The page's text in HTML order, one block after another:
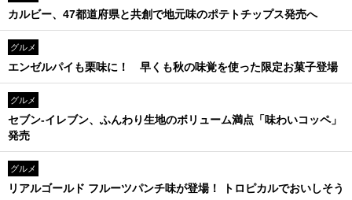
カルビー、47都道府県と共創で地元味のポテトチップス発売へ
グルメ
エンゼルパイも栗味に！ 早くも秋の味覚を使った限定お菓子登場
グルメ
セブン‐イレブン、ふんわり生地のボリューム満点「味わいコッペ」
発売
グルメ
リアルゴールド フルーツパンチ味が登場！ トロピカルでおいしそう